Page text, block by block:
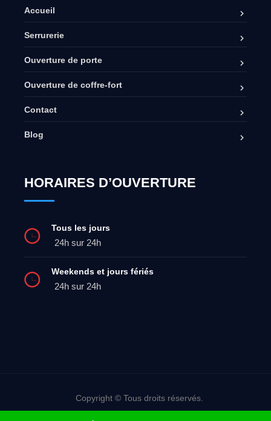
Accueil
Serrurerie
Ouverture de porte
Ouverture de coffre-fort
Contact
Blog
HORAIRES D’OUVERTURE
Tous les jours
24h sur 24h
Weekends et jours fériés
24h sur 24h
Copyright © Tous droits réservés.